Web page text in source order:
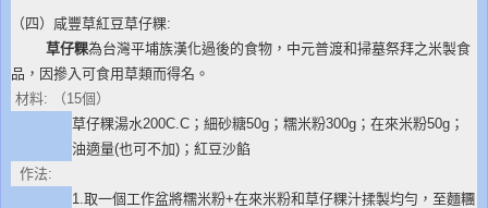
（四）咸豐草紅豆草仔粿:
草仔粿為台灣平埔族漢化過後的食物，中元普渡和掃墓祭拜之米製食
品，因摻入可食用草類而得名。
材料: （15個）
草仔粿湯水200C.C；細砂糖50g；糯米粉300g；在來米粉50g；
油適量(也可不加)；紅豆沙餡
作法:
1.取一個工作盆將糯米粉+在來米粉和草仔粿汁揉製均勻，至麵糰